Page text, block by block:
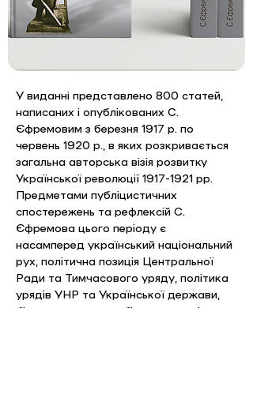
У виданні представлено 800 статей,
написаних і опублікованих С.
Єфремовим з березня 1917 р. по
червень 1920 р., в яких розкривається
загальна авторська візія розвитку
Української революції 1917-1921 рр.
Предметами публіцистичних
спостережень та рефлексій С.
Єфремова цього періоду є
насамперед український національний
рух, політична позиція Центральної
Ради та Тимчасового уряду, політика
урядів УНР та Української держави,
більшовицького та білого режимів,